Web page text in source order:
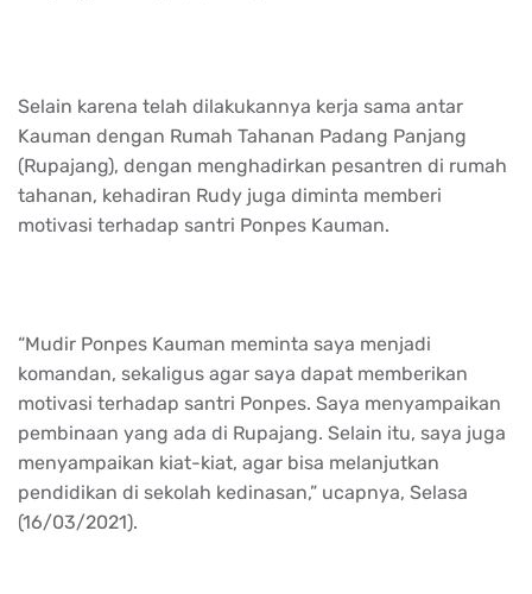
Selain karena telah dilakukannya kerja sama antar
Kauman dengan Rumah Tahanan Padang Panjang
(Rupajang), dengan menghadirkan pesantren di rumah
tahanan, kehadiran Rudy juga diminta memberi
motivasi terhadap santri Ponpes Kauman.
“Mudir Ponpes Kauman meminta saya menjadi
komandan, sekaligus agar saya dapat memberikan
motivasi terhadap santri Ponpes. Saya menyampaikan
pembinaan yang ada di Rupajang. Selain itu, saya juga
menyampaikan kiat-kiat, agar bisa melanjutkan
pendidikan di sekolah kedinasan,” ucapnya, Selasa
(16/03/2021).